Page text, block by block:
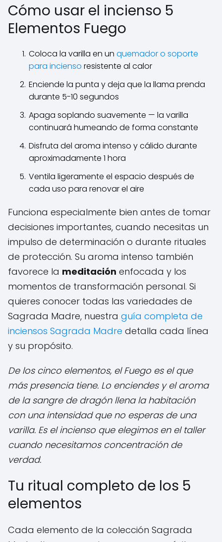
Cómo usar el incienso 5
Elementos Fuego
Coloca la varilla en un quemador o soporte
para incienso resistente al calor
Enciende la punta y deja que la llama prenda
durante 5-10 segundos
Apaga soplando suavemente — la varilla
continuará humeando de forma constante
Disfruta del aroma intenso y cálido durante
aproximadamente 1 hora
Ventila ligeramente el espacio después de
cada uso para renovar el aire
Funciona especialmente bien antes de tomar
decisiones importantes, cuando necesitas un
impulso de determinación o durante rituales
de protección. Su aroma intenso también
favorece la meditación enfocada y los
momentos de transformación personal. Si
quieres conocer todas las variedades de
Sagrada Madre, nuestra guía completa de
inciensos Sagrada Madre detalla cada línea
y su propósito.
De los cinco elementos, el Fuego es el que
más presencia tiene. Lo enciendes y el aroma
de la sangre de dragón llena la habitación
con una intensidad que no esperas de una
varilla. Es el incienso que elegimos en el taller
cuando necesitamos concentración de
verdad.
Tu ritual completo de los 5
elementos
Cada elemento de la colección Sagrada